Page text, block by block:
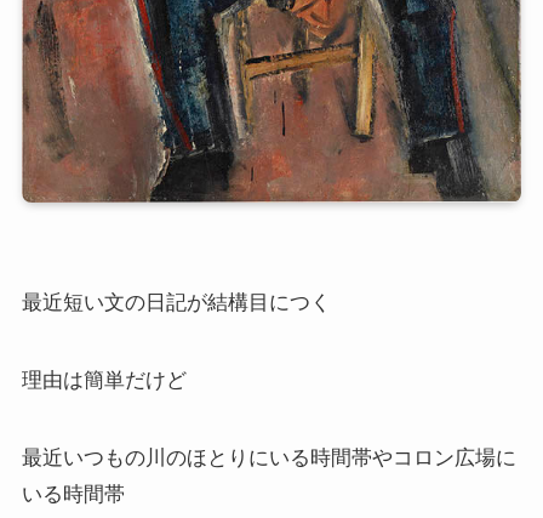
最近短い文の日記が結構目につく
理由は簡単だけど
最近いつもの川のほとりにいる時間帯やコロン広場に
いる時間帯